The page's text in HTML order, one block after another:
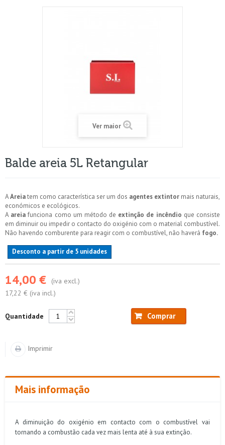
Ver maior
Balde areia 5L Retangular
AAreiatem como característica ser um dos agentes extintor mais naturais,
económicos e ecológicos.
A areia funciona como um método de extinção de incêndio que consiste
em diminuir ou impedir o contacto do oxigénio com o material combustível.
Não havendo comburente para reagir com o combustível, não haverá fogo.
Desconto a partir de 5 unidades
14,00 €
(iva excl.)
17,22 € (iva incl.)
Quantidade Comprar
Imprimir
Mais informação
A diminuição do oxigénio em contacto com o combustível vai
tornando a combustão cada vez mais lenta até à sua extinção.